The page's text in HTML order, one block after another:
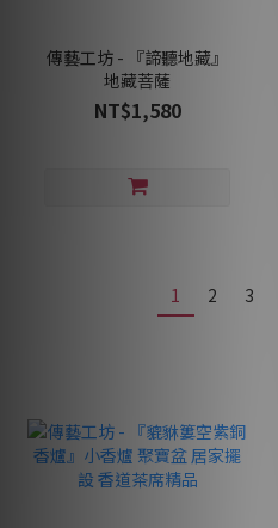
傳藝工坊 - 『諦聽地藏』
地藏菩薩
NT$1,580
1 2 3